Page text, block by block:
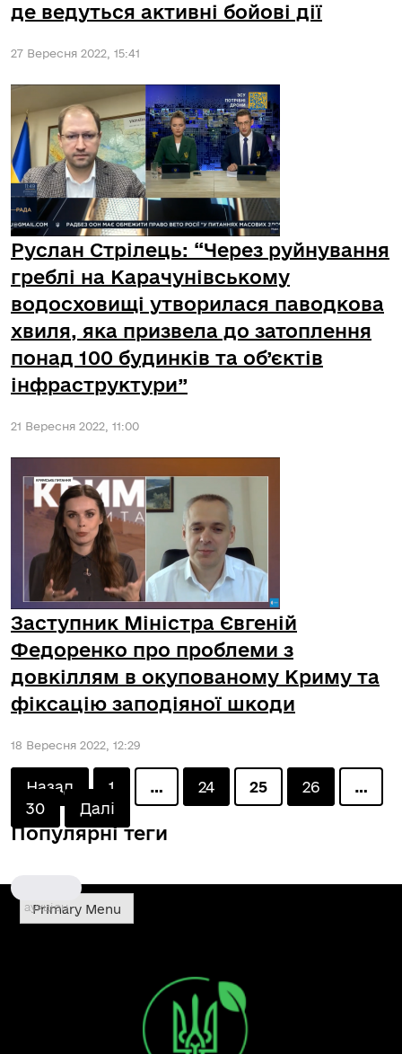
де ведуться активні бойові дії
27 Вересня 2022, 15:41
Руслан Стрілець: “Через руйнування
греблі на Карачунівському
водосховищі утворилася паводкова
хвиля, яка призвела до затоплення
понад 100 будинків та об’єктів
інфраструктури”
21 Вересня 2022, 11:00
Заступник Міністра Євгеній
Федоренко про проблеми з
довкіллям в окупованому Криму та
фіксацію заподіяної шкоди
18 Вересня 2022, 12:29
Posts
pagination
Назад 1 … 24 25 26
…
30
Далі
Популярні теги
аукціон
Primary Menu